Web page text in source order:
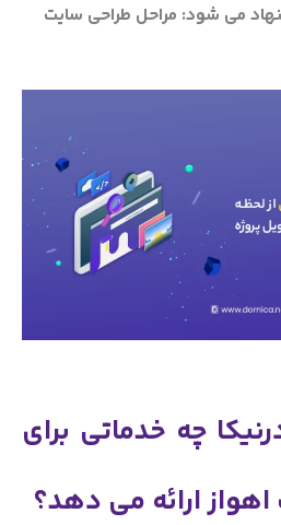
می شود:مراحل طراحی سایت
چه خدماتی برای
ارائه می دهد؟